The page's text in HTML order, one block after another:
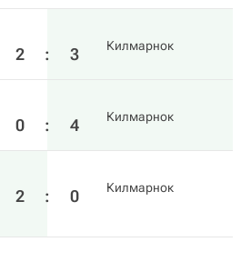
2 : 3 Килмарнок
0 : 4 Килмарнок
2 : 0 Килмарнок